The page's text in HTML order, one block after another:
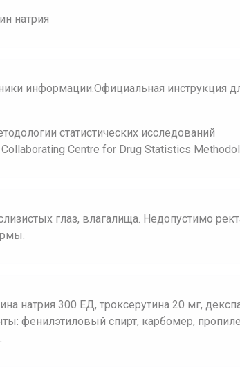
натрия
информации.Официальная инструкция
статистических исследований
Centre for Drug Statistics
глаз, влагалища. Недопустимо
натрия 300 ЕД, троксерутина 20 мг,
фенилэтиловый спирт, карбомер,